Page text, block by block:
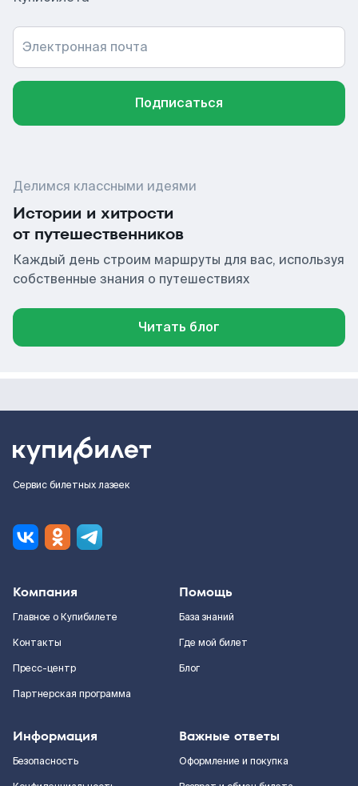
Электронная почта
Подписаться
Делимся классными идеями
Истории и хитрости
от путешественников
Каждый день строим маршруты для вас, используя
собственные знания о путешествиях
Читать блог
Сервис билетных лазеек
Компания
Главное о Купибилете
Контакты
Пресс-центр
Партнерская программа
Помощь
База знаний
Где мой билет
Блог
Информация
Безопасность
Важные ответы
Оформление и покупка